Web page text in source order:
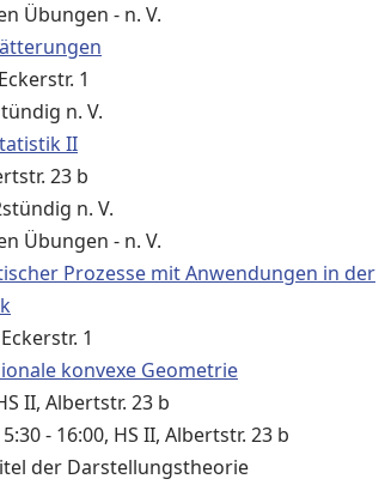
Übungen - n. V.
1
n. V.
II
23 b
n. V.
Übungen - n. V.
Prozesse mit Anwendungen in der
1
konvexe Geometrie
II, Albertstr. 23 b
- 16:00, HS II, Albertstr. 23 b
der Darstellungstheorie